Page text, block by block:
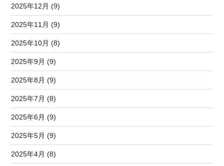
2025年12月 (9)
2025年11月 (9)
2025年10月 (8)
2025年9月 (9)
2025年8月 (9)
2025年7月 (8)
2025年6月 (9)
2025年5月 (9)
2025年4月 (8)